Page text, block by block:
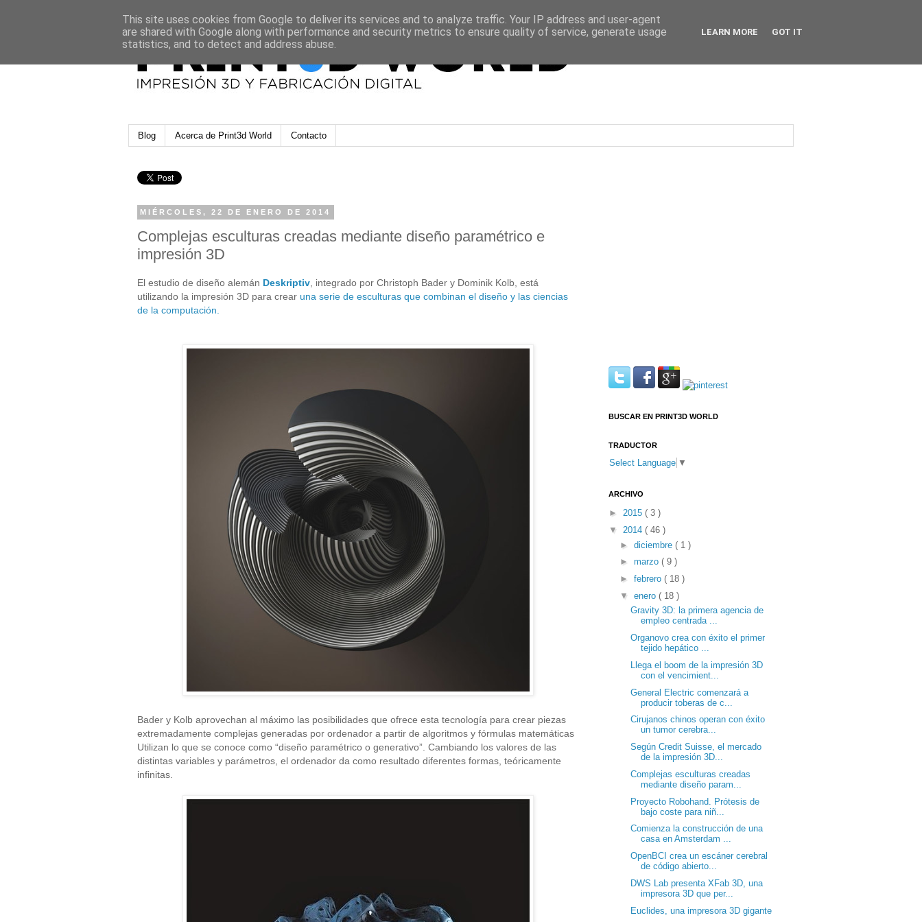
Blog Acerca de Print3d World Contacto
MIÉRCOLES, 22 DE ENERO DE 2014
Complejas esculturas creadas mediante diseño paramétrico e
impresión 3D
El estudio de diseño alemán Deskriptiv , integrado por Christoph Bader y Dominik Kolb, está
utilizando la impresión 3D para crear una serie de esculturas que combinan el diseño y las ciencias
de la computación.
Bader y Kolb aprovechan al máximo las posibilidades que ofrece esta tecnología para crear piezas
extremadamente complejas generadas por ordenador a partir de algoritmos y fórmulas matemáticas
Utilizan lo que se conoce como “diseño paramétrico o generativo”. Cambiando los valores de las
distintas variables y parámetros, el ordenador da como resultado diferentes formas, teóricamente
infinitas.
BUSCAR EN PRINT3D WORLD
TRADUCTOR
Select Language ▼
ARCHIVO
► 2015 ( 3 )
▼ 2014 ( 46 )
► diciembre ( 1 )
► marzo ( 9 )
► febrero ( 18 )
▼ enero ( 18 )
Gravity 3D: la primera agencia de
empleo centrada ...
Organovo crea con éxito el primer
tejido hepático ...
Llega el boom de la impresión 3D
con el vencimient...
General Electric comenzará a
producir toberas de c...
Cirujanos chinos operan con éxito
un tumor cerebra...
Según Credit Suisse, el mercado
de la impresión 3D...
Complejas esculturas creadas
mediante diseño param...
Proyecto Robohand. Prótesis de
bajo coste para niñ...
Comienza la construcción de una
casa en Amsterdam ...
OpenBCI crea un escáner cerebral
de código abierto...
DWS Lab presenta XFab 3D, una
impresora 3D que per...
Euclides, una impresora 3D gigante
This site uses cookies from Google to deliver its services and to analyze traffic. Your IP address and user-agent
are shared with Google along with performance and security metrics to ensure quality of service, generate usage
statistics, and to detect and address abuse.
LEARN MORE GOT IT